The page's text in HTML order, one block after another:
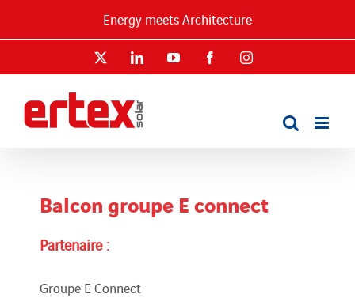
Energy meets Architecture
LinkedInYouTube FacebookInstagram
Balcon groupe E connect
Partenaire :
Groupe E Connect